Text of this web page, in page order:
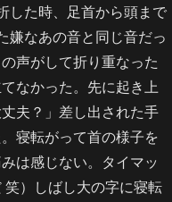
した時、足首から頭まで
嫌なあの音と同じ音だっ
声がして折り重なった
なかった。先に起き上
夫？」差し出された手
寝転がって首の様子を
は感じない。タイマッ
）しばし大の字に寝転